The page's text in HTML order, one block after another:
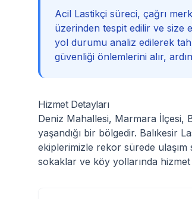
Acil Lastikçi süreci, çağrı
üzerinden tespit edilir ve size
yol durumu analiz edilerek
güvenliği önlemlerini alır,
Hizmet Detayları
Deniz Mahallesi, Marmara İlçesi,
yaşandığı bir bölgedir. Balıkesir
ekiplerimizle rekor sürede
sokaklar ve köy yollarında